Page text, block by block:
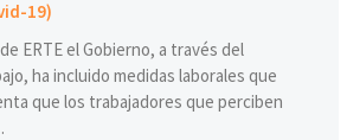
19)
ERTE el Gobierno, a través del
ha incluido medidas laborales que
que los trabajadores que perciben